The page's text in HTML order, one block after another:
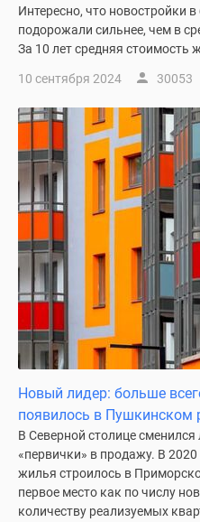
леса
Коттеджные
поселки
водоема
Коттеджные
поселки
ипотеку
центры
Коттеджи
Траншевая
ипотека
Скидки
акции
Макс
Рассрочка
Интересно, что новостройки
подорожали сильнее, чем в
За 10 лет средняя стоимость
10 сентября 2024 30053
Новый лидер: больше
появилось в Пушкинском
В Северной столице
«первички» в продажу. В
жилья строилось в
первое место как по числу
количеству реализуемых